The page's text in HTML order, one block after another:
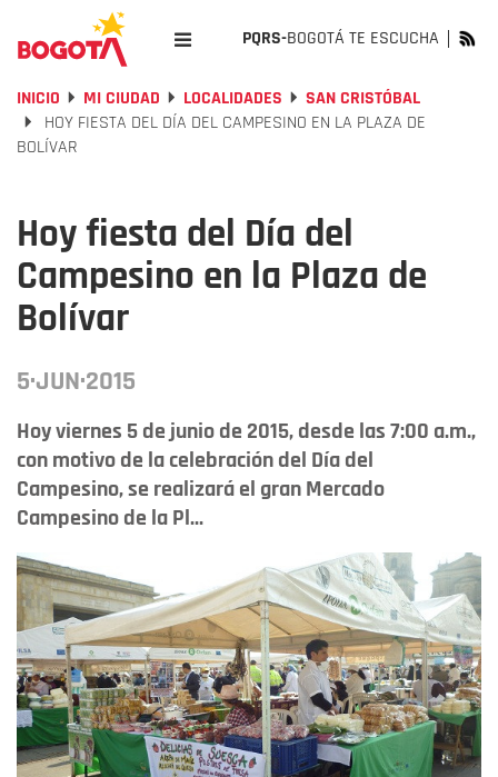
PQRS-BOGOTÁ TE ESCUCHA
INICIO MI CIUDAD LOCALIDADES
SAN CRISTÓBAL
HOY FIESTA DEL DÍA DEL CAMPESINO EN LA PLAZA DE
BOLÍVAR
Hoy fiesta del Día del
Campesino en la Plaza de
Bolívar
5·JUN·2015
Hoy viernes 5 de junio de 2015, desde las 7:00 a.m.,
con motivo de la celebración del Día del
Campesino, se realizará el gran Mercado
Campesino de la Pl...